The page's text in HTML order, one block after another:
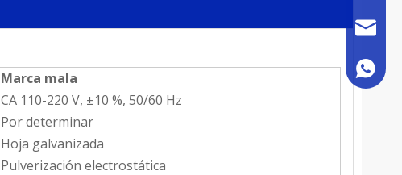
Marca mala
CA 110-220 V, ±10 %, 50/60 Hz
Por determinar
Hoja galvanizada
Pulverización electrostática
+86